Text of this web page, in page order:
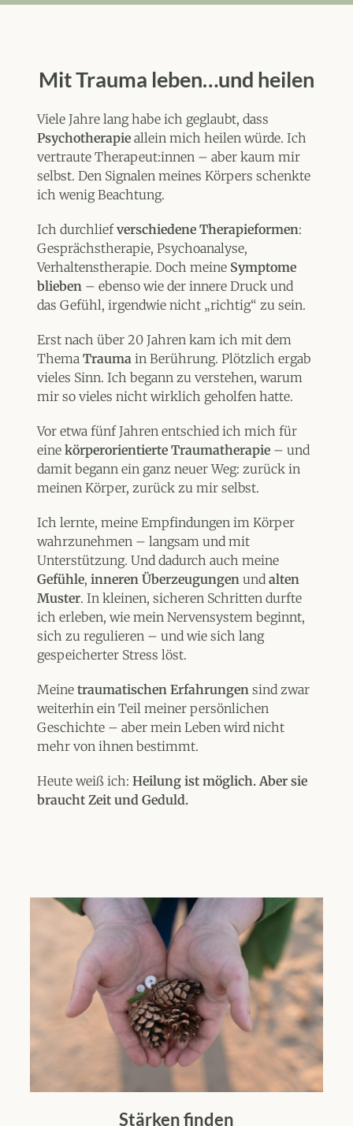
Mit Trauma leben…und heilen
Viele Jahre lang habe ich geglaubt, dass
Psychotherapieallein mich heilen würde. Ich
vertraute Therapeut:innen – aber kaum mir
selbst. Den Signalen meines Körpers schenkte
ich wenig Beachtung.
Ich durchliefverschiedene Therapieformen:
Gesprächstherapie, Psychoanalyse,
Verhaltenstherapie. Doch meine Symptome
blieben – ebenso wie der innere Druck und
das Gefühl, irgendwie nicht „richtig“ zu sein.
Erst nach über 20 Jahren kam ich mit dem
ThemaTrauma in Berührung. Plötzlich ergab
vieles Sinn. Ich begann zu verstehen, warum
mir so vieles nicht wirklich geholfen hatte.
Vor etwa fünf Jahren entschied ich mich für
einekörperorientierte Traumatherapie – und
damit begann ein ganz neuer Weg: zurück in
meinen Körper, zurück zu mir selbst.
Ich lernte, meine Empfindungen im Körper
wahrzunehmen – langsam und mit
Unterstützung. Und dadurch auch meine
Gefühle,inneren Überzeugungen undalten
Muster. In kleinen, sicheren Schritten durfte
ich erleben, wie mein Nervensystem beginnt,
sich zu regulieren – und wie sich lang
gespeicherter Stress löst.
Meinetraumatischen Erfahrungensind zwar
weiterhin ein Teil meiner persönlichen
Geschichte – aber mein Leben wird nicht
mehr von ihnen bestimmt.
Heute weiß ich:Heilung ist möglich. Aber sie
braucht Zeit und Geduld.
Stärken finden